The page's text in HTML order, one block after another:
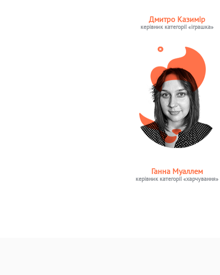
Дмитро Казимір
керівник категорії «іграшка»
Ганна Муаллем
керівник категорії «харчування»